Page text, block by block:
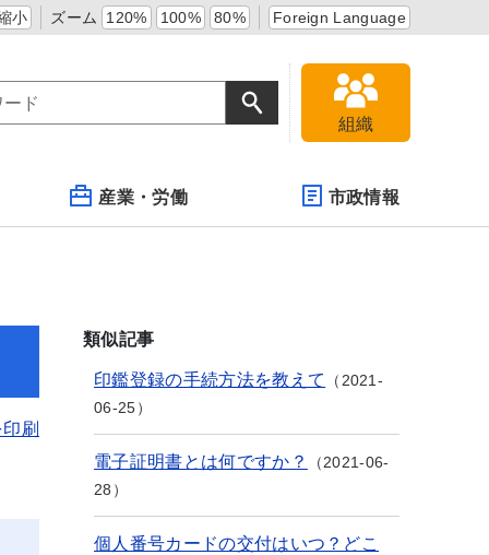
小 ズーム 120% 100% 80% Foreign Language
組織
産業・労働 市政情報
刷
類似記事
印鑑登録の手続方法を教えて
2021-
06-25
電子証明書とは何ですか？
2021-06-
28
個人番号カードの交付はいつ？どこ